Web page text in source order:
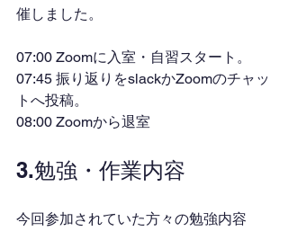
催しました。
07:00 Zoomに入室・自習スタート。
07:45 振り返りをslackかZoomのチャッ
トへ投稿。
08:00 Zoomから退室
3.勉強・作業内容
今回参加されていた方々の勉強内容